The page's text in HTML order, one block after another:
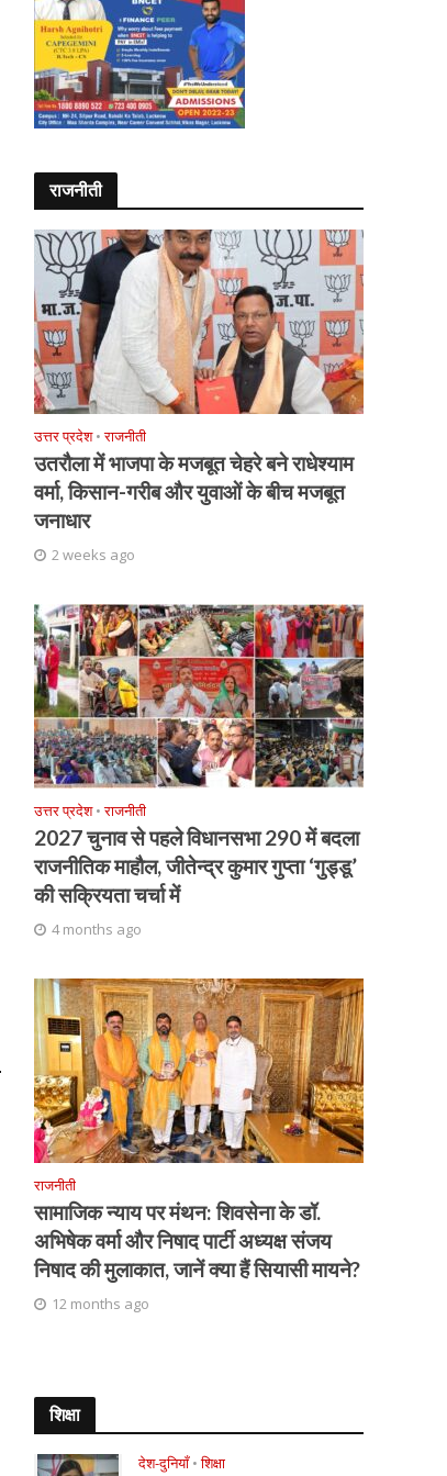
राजनीती
उत्तर प्रदेश • राजनीती
उतरौला में भाजपा के मजबूत चेहरे बने राधेश्याम
वर्मा, किसान-गरीब और युवाओं के बीच मजबूत
जनाधार
2 weeks ago
उत्तर प्रदेश • राजनीती
2027 चुनाव से पहले विधानसभा 290 में बदला
राजनीतिक माहौल, जीतेन्द्र कुमार गुप्ता ‘गुड्डू’
की सक्रियता चर्चा में
4 months ago
राजनीती
सामाजिक न्याय पर मंथन: शिवसेना के डॉ.
अभिषेक वर्मा और निषाद पार्टी अध्यक्ष संजय
निषाद की मुलाकात, जानें क्या हैं सियासी मायने?
12 months ago
शिक्षा
देश-दुनियाँ • शिक्षा